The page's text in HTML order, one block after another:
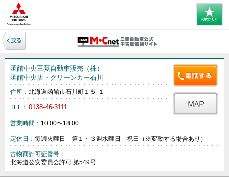
函館中央三菱自動車販売（株）
函館中央店・クリーンカー石川
住所： 北海道函館市石川町１５‐１
TEL： 0138-46-3111
営業時間： 10:00〜18:00
定休日： 毎週火曜日 第１・３週水曜日 祝日（※変動する場合あり）
古物商許可証番号：
北海道公安委員会許可 第549号